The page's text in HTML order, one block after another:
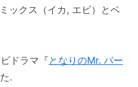
ックス（イカ, エビ）とベ
ドラマ『となりのMr. パー
.